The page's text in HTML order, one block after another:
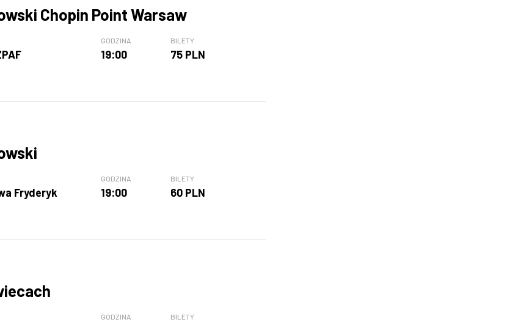
Chopin Point Warsaw
GODZINA
19:00
BILETY
75 PLN
Fryderyk
GODZINA
19:00
BILETY
60 PLN
GODZINA BILETY